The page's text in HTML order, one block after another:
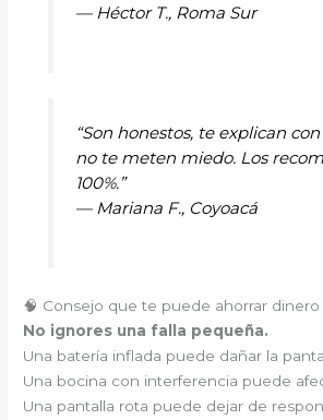
— Héctor T., Roma Sur
“Son honestos, te explican
no te meten miedo. Los
100%.”
— Mariana F., Coyoacá
🧠 Consejo que te puede ahorrar dinero
No ignores una falla pequeña.
Una batería inflada puede dañar la
Una bocina con interferencia puede
Una pantalla rota puede dejar de